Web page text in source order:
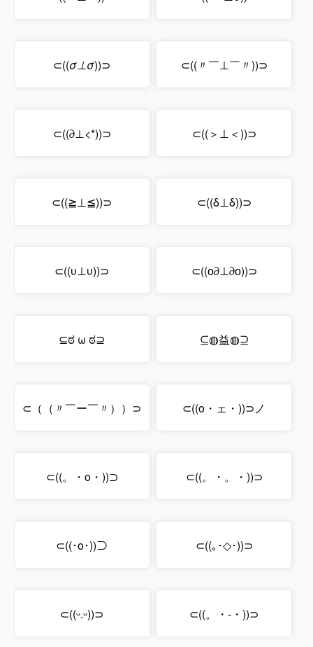
⊂((σ⊥σ))⊃ ⊂((〃￣⊥￣〃))⊃
⊂((∂⊥<*))⊃ ⊂((＞⊥＜))⊃
⊂((≧⊥≦))⊃ ⊂((δ⊥δ))⊃
⊂((υ⊥υ))⊃ ⊂((о∂⊥∂о))⊃
⊆ಠ ω ಠ⊇ ⊆◍益◍⊇
⊂（（〃￣ー￣〃））⊃ ⊂((o・ェ・))⊃ノ
⊂((。・o・))⊃ ⊂((。・。・))⊃
⊂((･o･))⊃ ⊂((｡･◇･))⊃
⊂((ᵕ.ᵕ))⊃ ⊂((。・-・))⊃